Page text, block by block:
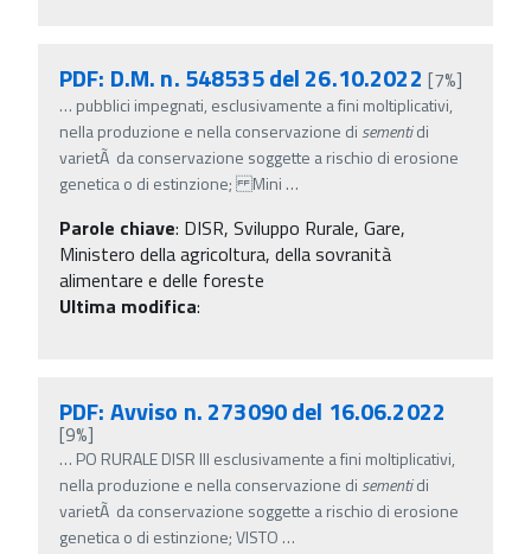
PDF: D.M. n. 548535 del 26.10.2022 [7%]
… pubblici impegnati, esclusivamente a fini moltiplicativi,
nella produzione e nella conservazione di sementidi
varietÃ da conservazione soggette a rischio di erosione
genetica o di estinzione; Mini …
Parole chiave: DISR, Sviluppo Rurale, Gare,
Ministero della agricoltura, della sovranità
alimentare e delle foreste
Ultima modifica:
PDF: Avviso n. 273090 del 16.06.2022
[9%]
… PO RURALE DISR III esclusivamente a fini moltiplicativi,
nella produzione e nella conservazione di sementidi
varietÃ da conservazione soggette a rischio di erosione
genetica o di estinzione; VISTO …